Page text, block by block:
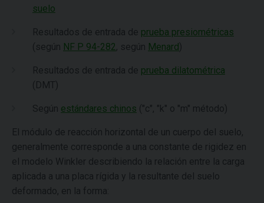
suelo
Resultados de entrada de prueba presiométricas
(según NF P 94-282, según Menard)
Resultados de entrada de prueba dilatométrica
(DMT)
Según estándares chinos ("c", "k" o "m" método)
El módulo de reacción horizontal de un cuerpo del suelo,
generalmente corresponde a una constante de rigidez en
el modelo Winkler describiendo la relación entre la carga
aplicada a una placa rígida y la resultante del suelo
deformado, en la forma: